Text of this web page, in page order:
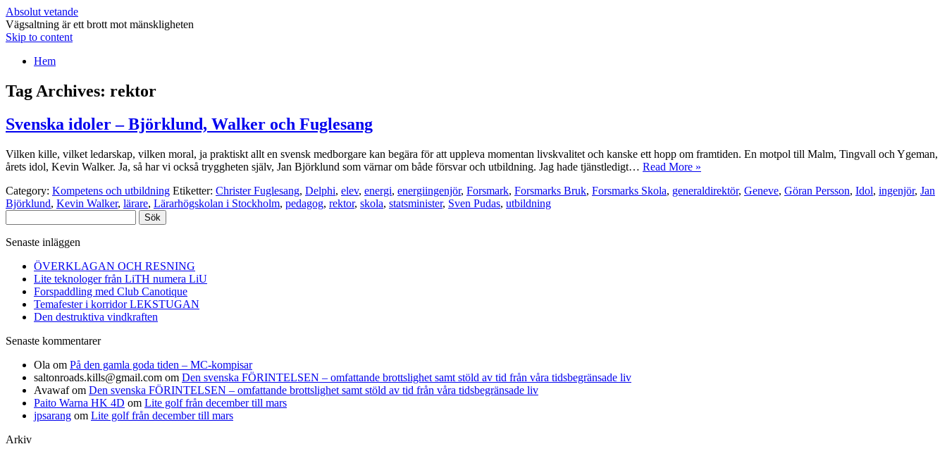
Absolut vetande
Vägsaltning är ett brott mot mänskligheten
Skip to content
Hem
Tag Archives: rektor
Svenska idoler – Björklund, Walker och Fuglesang
Vilken kille, vilket ledarskap, vilken moral, ja praktiskt allt en svensk medborgare kan begära för att uppleva momentan livskvalitet och kanske ett hopp om framtiden. En motpol till Malm, Tingvall och Ygeman,
årets idol, Kevin Walker. Ja, så har vi också tryggheten själv, Jan Björklund som värnar om både försvar och utbildning. Jag hade tjänstledigt… Read More »
Category: Kompetens och utbildning Etiketter: Christer Fuglesang, Delphi, elev, energi, energiingenjör, Forsmark, Forsmarks Bruk, Forsmarks Skola, generaldirektör, Geneve, Göran Persson, Idol, ingenjör, Jan
Björklund, Kevin Walker, lärare, Lärarhögskolan i Stockholm, pedagog, rektor, skola, statsminister, Sven Pudas, utbildning
efter:
Senaste inläggen
ÖVERKLAGAN OCH RESNING
Lite teknologer från LiTH numera LiU
Forspaddling med Club Canotique
Temafester i korridor LEKSTUGAN
Den destruktiva vindkraften
Senaste kommentarer
Ola om På den gamla goda tiden – MC-kompisar
saltonroads.kills@gmail.com om Den svenska FÖRINTELSEN – omfattande brottslighet samt stöld av tid från våra tidsbegränsade liv
Avawafom Den svenska FÖRINTELSEN – omfattande brottslighet samt stöld av tid från våra tidsbegränsade liv
Paito Warna HK 4D om Lite golf från december till mars
jpsarang om Lite golf från december till mars
Arkiv